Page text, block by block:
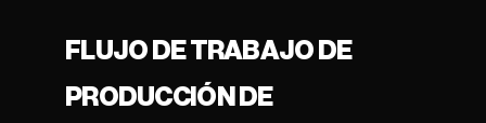
FLUJO DE TRABAJO DE
PRODUCCIÓN DE